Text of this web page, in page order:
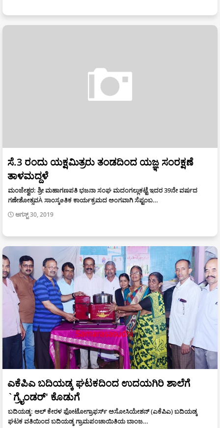
ಸೆ.3 ರಂದು ಯಕ್ಷಮಿತ್ರರು ತಂಡದಿಂದ ಯಜ್ಞ ಸಂರಕ್ಷಣೆ
ತಾಳಮದ್ದಳೆ
ಮಂಜೇಶ್ವರ: ಶ್ರೀ ಮಹಾಗಣಪತಿ ಭಜನಾ ಸಂಘ ಮದಂಗಲ್ಲುಕಟ್ಟೆ ಇದರ 39ನೇ ವರ್ಷದ
ಗಣೇಶೋತ್ಸವÀ ಸಾಂಸ್ಕøತಿಕ ಕಾರ್ಯಕ್ರಮದ ಅಂಗವಾಗಿ ಸೆಪ್ಟಂಬ…
ಆಗಸ್ಟ್ 30, 2019
ಎಕೆಪಿಎ ಬದಿಯಡ್ಕ ಘಟಕದಿಂದ ಉದಯಗಿರಿ ಶಾಲೆಗೆ
`ಗ್ರೈಂಡರ್' ಕೊಡುಗೆ
ಬದಿಯಡ್ಕ: ಆಲ್ ಕೇರಳ ಫೋಟೋಗ್ರಾಫರ್ಸ್ ಅಸೋಸಿಯೇಶನ್ (ಎಕೆಪಿಎ) ಬದಿಯಡ್ಕ
ಘಟಕ ವತಿಯಿಂದ ಬದಿಯಡ್ಕ ಗ್ರಾಮಪಂಚಾಯಿತಿಯ ಬಾಂಜ…